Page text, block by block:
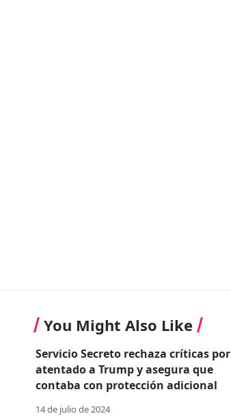
You Might Also Like
Servicio Secreto rechaza críticas por
atentado a Trump y asegura que
contaba con protección adicional
14 de julio de 2024